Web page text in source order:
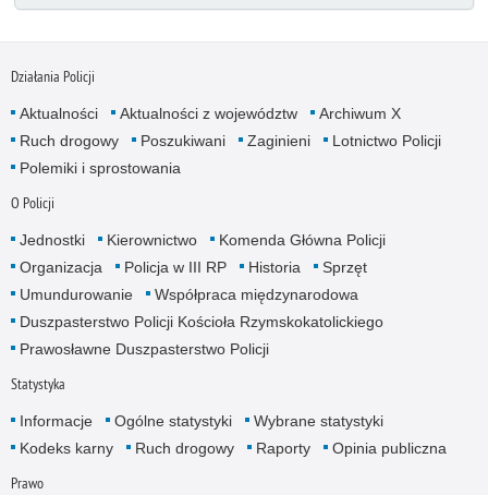
Działania Policji
Aktualności Aktualności z województw
Archiwum X
Ruch drogowy
Poszukiwani Zaginieni
Lotnictwo Policji
Polemiki i sprostowania
O Policji
Jednostki Kierownictwo
Komenda Główna Policji
Organizacja
Policja w III RP Historia
Sprzęt
Umundurowanie
Współpraca międzynarodowa
Duszpasterstwo Policji Kościoła Rzymskokatolickiego
Prawosławne Duszpasterstwo Policji
Statystyka
Informacje Ogólne statystyki
Wybrane statystyki
Kodeks karny
Ruch drogowy Raporty Opinia publiczna
Prawo